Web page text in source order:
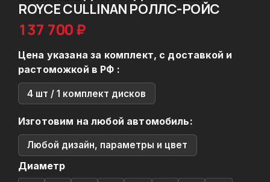
ROYCE CULLINAN РОЛЛС-РОЙС
137 700 ₽
Цена указана за комплект, с доставкой и
растоможкой в РФ :
4 шт / 1 комплект дисков
Изготовим на любой автомобиль:
Любой дизайн, параметры и цвет
Диаметр